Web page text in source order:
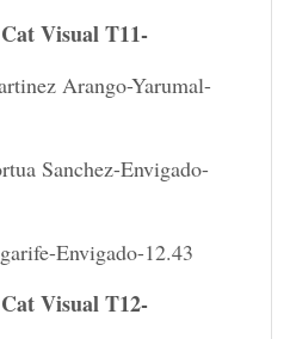
Visual T11-
Arango-Yarumal-
Sanchez-Envigado-
Envigado-12.43
Visual T12-